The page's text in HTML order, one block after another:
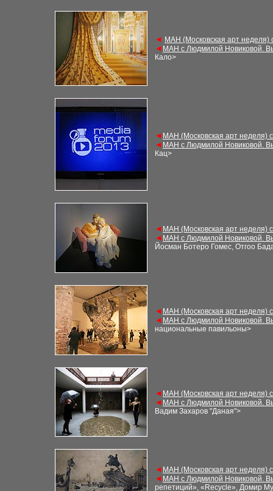
◄ МАН (Московская арт
◄ МАН с Людмилой Новиковой.
Кало>
◄ МАН (Московская арт неделя)
◄ МАН с Людмилой Новиковой.
Кац>
◄ МАН (Московская арт неделя)
◄ МАН с Людмилой Новиковой.
Йосман Ботеро Гомес, Отгоо
◄ МАН (Московская арт неделя)
◄ МАН с Людмилой Новиковой.
национальные павильоны>
◄ МАН (Московская арт неделя)
◄ МАН с Людмилой Новиковой.
Вадим Захаров "Даная">
◄ МАН (Московская арт неделя)
◄ МАН с Людмилой Новиковой.
репетиций», «Recycle», Домир